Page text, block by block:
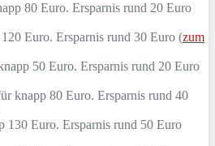
80 Euro. Ersparnis rund 20 Euro
Euro. Ersparnis rund 30 Euro (zum
50 Euro. Ersparnis rund 20 Euro
knapp 80 Euro. Ersparnis rund 40
130 Euro. Ersparnis rund 50 Euro